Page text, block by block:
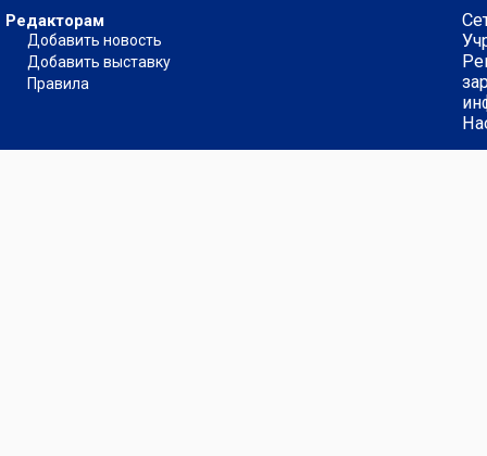
Редакторам
Добавить новость
Добавить выставку
Правила